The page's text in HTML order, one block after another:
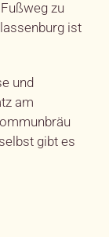
zu
ist
und
am
gibt es